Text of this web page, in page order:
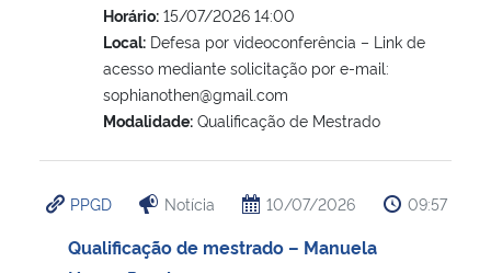
Horário: 15/07/2026 14:00
Local: Defesa por videoconferência – Link de
acesso mediante solicitação por e-mail:
sophianothen@gmail.com
Modalidade: Qualificação de Mestrado
PPGD Notícia 10/07/2026 09:57
Qualificação de mestrado – Manuela